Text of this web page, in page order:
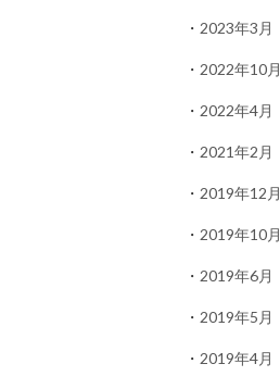
2023年3月
2022年10月
2022年4月
2021年2月
2019年12月
2019年10月
2019年6月
2019年5月
2019年4月